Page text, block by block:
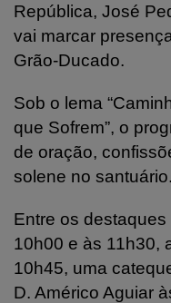
República, José
vai marcar
Grão-Ducado.
Sob o lema
que Sofrem”, o
de oração,
solene no santuário.
Entre os
10h00 e às 11h30,
10h45, uma
D. Américo Aguiar